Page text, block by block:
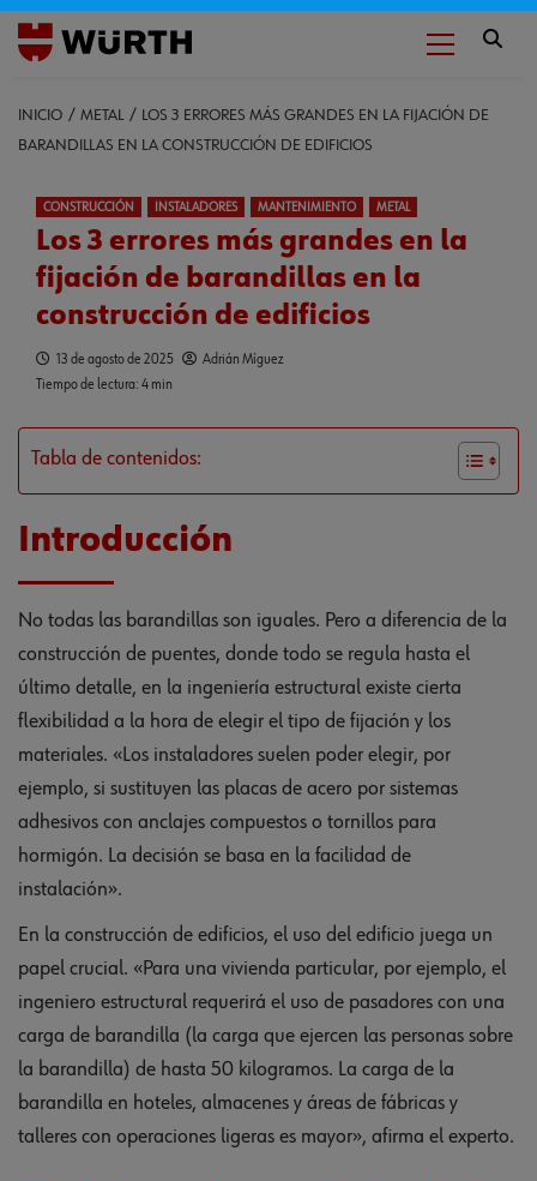
INICIO METAL
LOS 3 ERRORES MÁS GRANDES EN LA FIJACIÓN DE
BARANDILLAS EN LA CONSTRUCCIÓN DE EDIFICIOS
CONSTRUCCIÓN INSTALADORES MANTENIMIENTO METAL
Los 3 errores más grandes en la
fijación de barandillas en la
construcción de edificios
13 de agosto de 2025
Adrián Míguez
Tiempo de lectura: 4 min
Tabla de contenidos:
Introducción
No todas las barandillas son iguales. Pero a diferencia de la
construcción de puentes, donde todo se regula hasta el
último detalle, en la ingeniería estructural existe cierta
flexibilidad a la hora de elegir el tipo de fijación y los
materiales. «Los instaladores suelen poder elegir, por
ejemplo, si sustituyen las placas de acero por sistemas
adhesivos con anclajes compuestos o tornillos para
hormigón. La decisión se basa en la facilidad de
instalación».
En la construcción de edificios, el uso del edificio juega un
papel crucial. «Para una vivienda particular, por ejemplo, el
ingeniero estructural requerirá el uso de pasadores con una
carga de barandilla (la carga que ejercen las personas sobre
la barandilla) de hasta 50 kilogramos. La carga de la
barandilla en hoteles, almacenes y áreas de fábricas y
talleres con operaciones ligeras es mayor», afirma el experto.